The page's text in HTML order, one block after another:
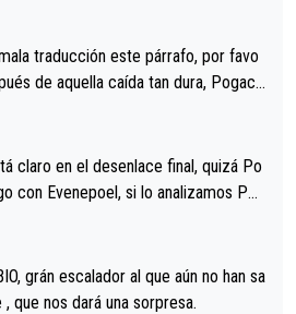
da pena vivir estos momentos tan
traducción este párrafo, por favo
de aquella caída tan dura, Pogaca
Parecía increíble la forma en l
el miedo", recordó."
claro en el desenlace final, quizá Po
con Evenepoel, si lo analizamos Poj
saludo con Evenepoel dándose la
fraternal, más allá de los típicos toqu
a Vingegard. Ahí hubo una in
grán escalador al que aún no han sa
me dice , que nos dará una sorpresa.